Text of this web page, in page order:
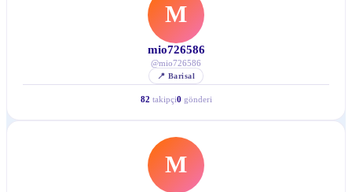
M
mio726586
@mio726586
📍 Barisal
82 takipçi0 gönderi
M